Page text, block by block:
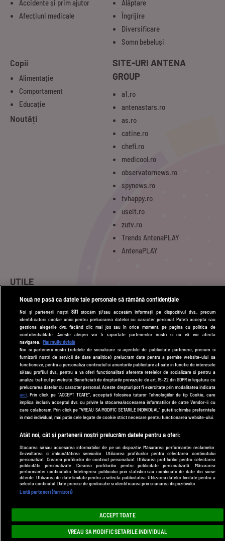
Accidente și prim ajutor
Afecțiuni medicale
Alăptare
Îngrijire
Diversificare
Somn bebeluși
Copii
Alimentație
Comportament
Educație
Noutăți
SITE-URI ANTENA
GROUP
a1.ro
antenastars.ro
as.ro
catine.ro
chefi.ro
medicool.ro
observatornews.ro
spynews.ro
tvhappy.ro
useit.ro
zutv.ro
Trends AntenaPLAY
AntenaPLAY
UTILE
Cod deontologic
Termeni și condiții
Politica de cookies
Politică de confidențialitate
Contact
Modifică Setările
© 2026 DePărinți.ro
rezervate.
Nouă ne pasă ca datele tale personale să rămână confidențiale
Noi și partenerii noștri831 stocăm și/sau accesăm informații pe dispozitivul dvs., precum
identificatorii cookie unici pentru prelucrarea datelor cu caracter personal. Puteți accepta sau
gestiona alegerile dvs. făcând clic mai jos sau în orice moment, pe pagina cu politica de
confidențialitate. Aceste alegeri vor fi raportate partenerilor noștri și nu vă vor afecta
navigarea.
Mai multe detalii
Noi si partenerii nostri (retelele de socializare si agentiile de publicitate partenere, precum si
furnizorii nostri de servicii de date analitice) prelucram date pentru a permite website-ului sa
functioneze, pentru a personaliza continutul si anunturile publicitare afisate in functie de interesele
si/sau profilul dvs., pentru a va oferi functionalitati aferente retelelor de socializare si pentru a
analiza traficul pe website. Beneficiati de drepturile prevazute de art. 15-22 din GDPR in legatura cu
prelucrarea datelor cu caracter personal. Aceste drepturi pot fi exercitate prin modalitatea indicata
aici . Prin click pe “ACCEPT TOATE”, acceptati folosirea tuturor Tehnologiilor de tip Cookie, care
implica inclusiv acceptul dvs. cu privire la stocarea/accesarea informatiilor de catre Vendor-ii cu
care colaboram. Prin click pe “VREAU SA MODIFIC SETARILE INDIVIDUAL” puteti schimba preferintele
in mod individual, mai putin cele legate de cookie strict necesare pentru functionarea website-ului.
Atât noi, cât și partenerii noștri prelucrăm datele pentru a oferi:
Stocarea și/sau accesarea informațiilor de pe un dispozitiv. Măsurarea performanței reclamelor.
Dezvoltarea și îmbunătățirea serviciilor. Utilizarea profilurilor pentru selectarea conținutului
personalizat. Crearea profilurilor de conținut personalizat. Utilizarea profilurilor pentru selectarea
publicității personalizate. Crearea profilurilor pentru publicitate personalizată. Măsurarea
performanței conținutului. Înțelegerea publicului prin statistici sau combinații de date din surse
diferite. Utilizarea de date limitate pentru a selecta publicitatea. Utilizarea datelor limitate pentru a
selecta conținutul. Date precise de geolocație și identificarea prin scanarea dispozitivului.
Listă parteneri (furnizori)
ACCEPT TOATE
VREAU SA MODIFIC SETARILE INDIVIDUAL